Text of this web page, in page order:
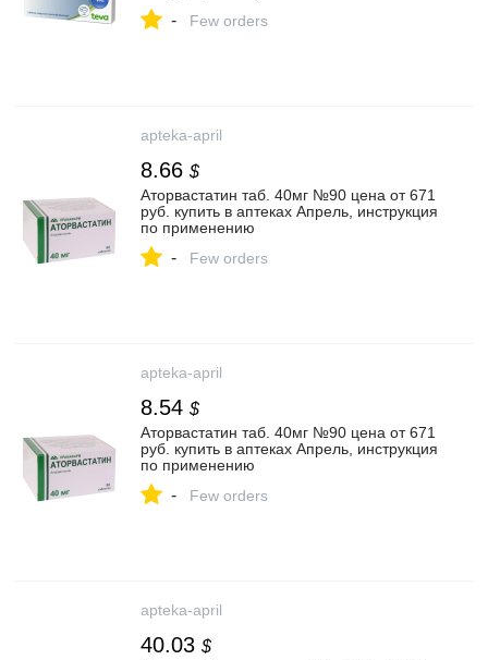
- Few orders
apteka-april
8.66 $
Аторвастатин таб. 40мг №90 цена от 671
руб. купить в аптеках Апрель, инструкция
по применению
- Few orders
apteka-april
8.54 $
Аторвастатин таб. 40мг №90 цена от 671
руб. купить в аптеках Апрель, инструкция
по применению
- Few orders
apteka-april
40.03 $